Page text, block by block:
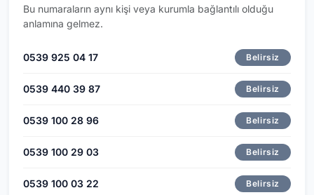
Bu numaraların aynı kişi veya kurumla bağlantılı olduğu
anlamına gelmez.
0539 925 04 17 Belirsiz
0539 440 39 87 Belirsiz
0539 100 28 96 Belirsiz
0539 100 29 03 Belirsiz
0539 100 03 22 Belirsiz